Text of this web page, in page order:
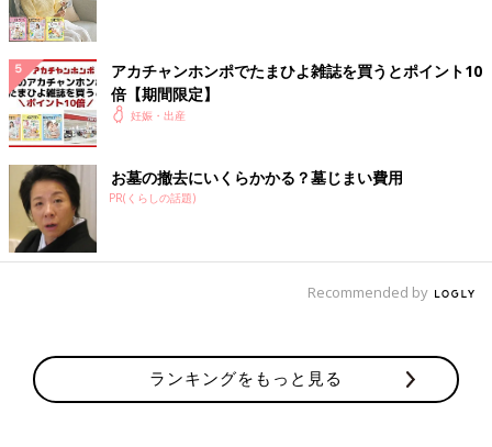
アカチャンホンポでたまひよ雑誌を買うとポイント10
倍【期間限定】
妊娠・出産
お墓の撤去にいくらかかる？墓じまい費用
PR(くらしの話題)
Recommended by
ランキングをもっと見る